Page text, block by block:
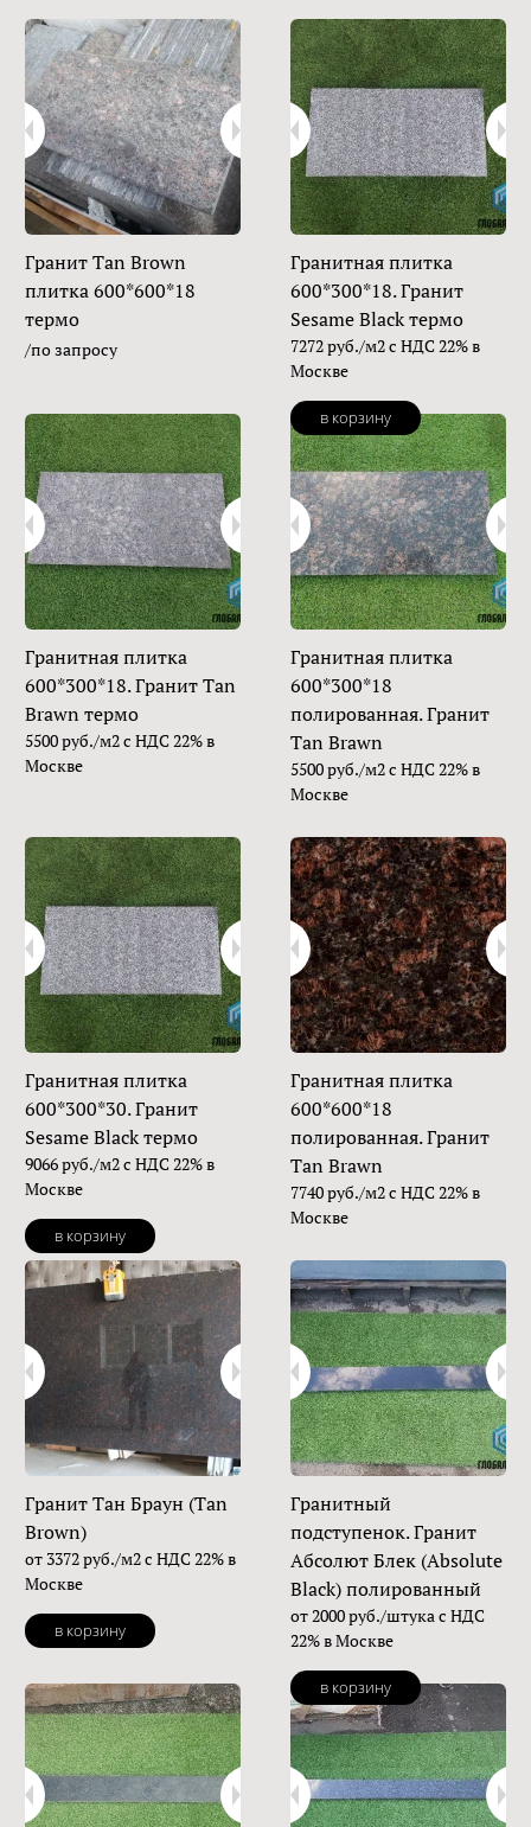
Гранит Tan Brown
плитка 600*600*18
термо
/по запросу
Гранитная плитка
600*300*18. Гранит
Sesame Black термо
7272 руб./м2 с НДС 22% в
Москве
в корзину
Гранитная плитка
600*300*18. Гранит Tan
Brawn термо
5500 руб./м2 с НДС 22% в
Москве
Гранитная плитка
600*300*18
полированная. Гранит
Tan Brawn
5500 руб./м2 с НДС 22% в
Москве
Гранитная плитка
600*300*30. Гранит
Sesame Black термо
9066 руб./м2 с НДС 22% в
Москве
в корзину
Гранитная плитка
600*600*18
полированная. Гранит
Tan Brawn
7740 руб./м2 с НДС 22% в
Москве
Гранит Тан Браун (Tan
Brown)
от 3372 руб./м2 с НДС 22% в
Москве
в корзину
Гранитный
подступенок. Гранит
Абсолют Блек (Absolute
Black) полированный
от 2000 руб./штука с НДС
22% в Москве
в корзину